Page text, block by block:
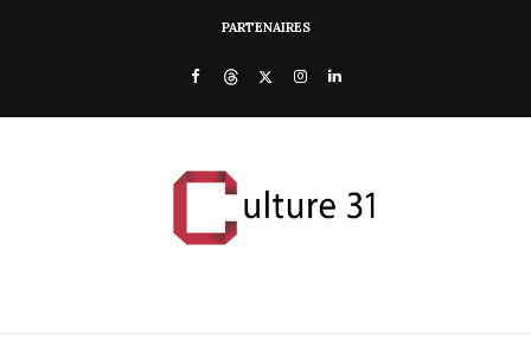
PARTENAIRES